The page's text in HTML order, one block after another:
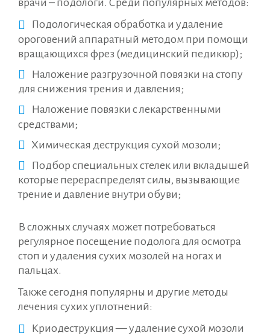
врачи – подологи. Среди популярных методов:
Подологическая обработка и удаление
ороговений аппаратный методом при помощи
вращающихся фрез (медицинский педикюр);
Наложение разгрузочной повязки на стопу
для снижения трения и давления;
Наложение повязки с лекарственными
средствами;
Химическая деструкция сухой мозоли;
Подбор специальных стелек или вкладышей
которые перераспределят силы, вызывающие
трение и давление внутри обуви;
В сложных случаях может потребоваться
регулярное посещение подолога для осмотра
стоп и удаления сухих мозолей на ногах и
пальцах.
Также сегодня популярны и другие методы
лечения сухих уплотнений:
Криодеструкция — удаление сухой мозоли